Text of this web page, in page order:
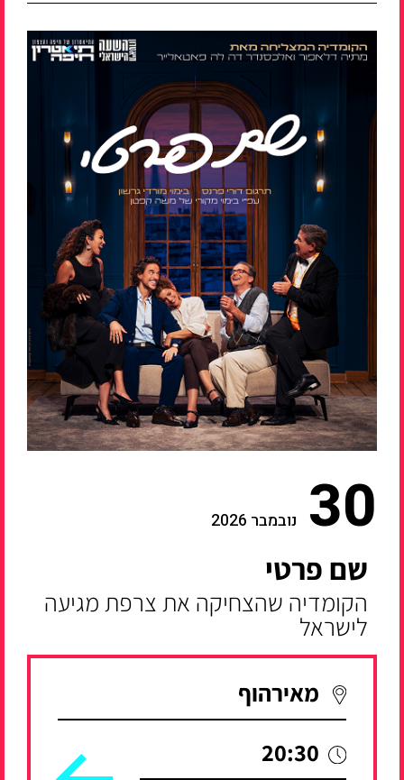
30 נובמבר 2026
שם פרטי
הקומדיה שהצחיקה את צרפת מגיעה
לישראל
מאירהוף
20:30